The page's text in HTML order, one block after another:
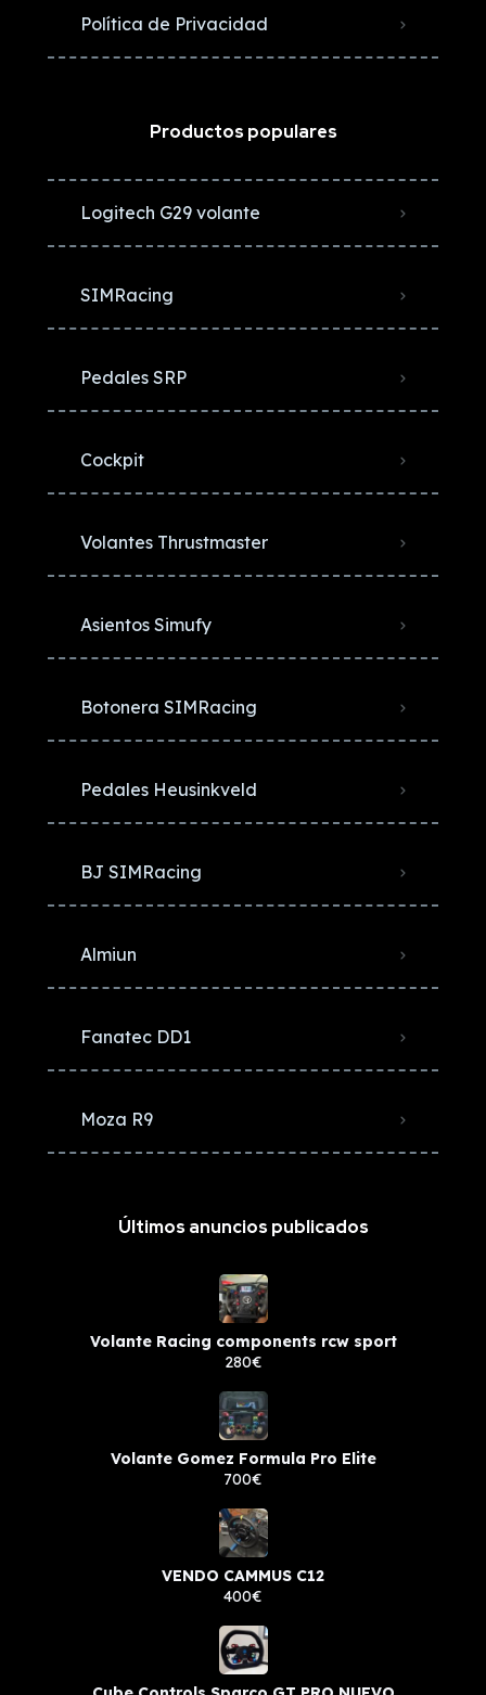
Política de Privacidad
Productos populares
Logitech G29 volante
SIMRacing
Pedales SRP
Cockpit
Volantes Thrustmaster
Asientos Simufy
Botonera SIMRacing
Pedales Heusinkveld
BJ SIMRacing
Almiun
Fanatec DD1
Moza R9
Últimos anuncios publicados
Volante Racing components rcw sport
280€
Volante Gomez Formula Pro Elite
700€
VENDO CAMMUS C12
400€